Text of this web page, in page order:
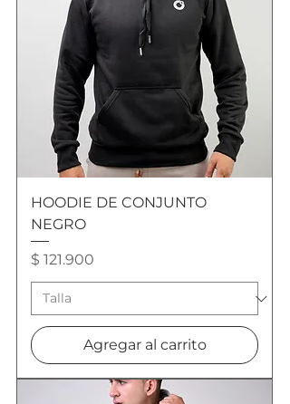
HOODIE DE CONJUNTO
NEGRO
Precio
$ 121.900
Agregar al carrito